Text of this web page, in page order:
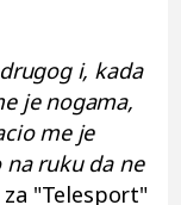
i, kada
je nogama,
me je
na ruku da ne
za "Telesport"